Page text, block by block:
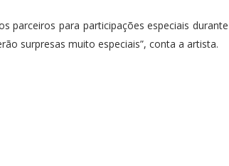
parceiros para participações especiais durante
surpresas muito especiais”, conta a artista.